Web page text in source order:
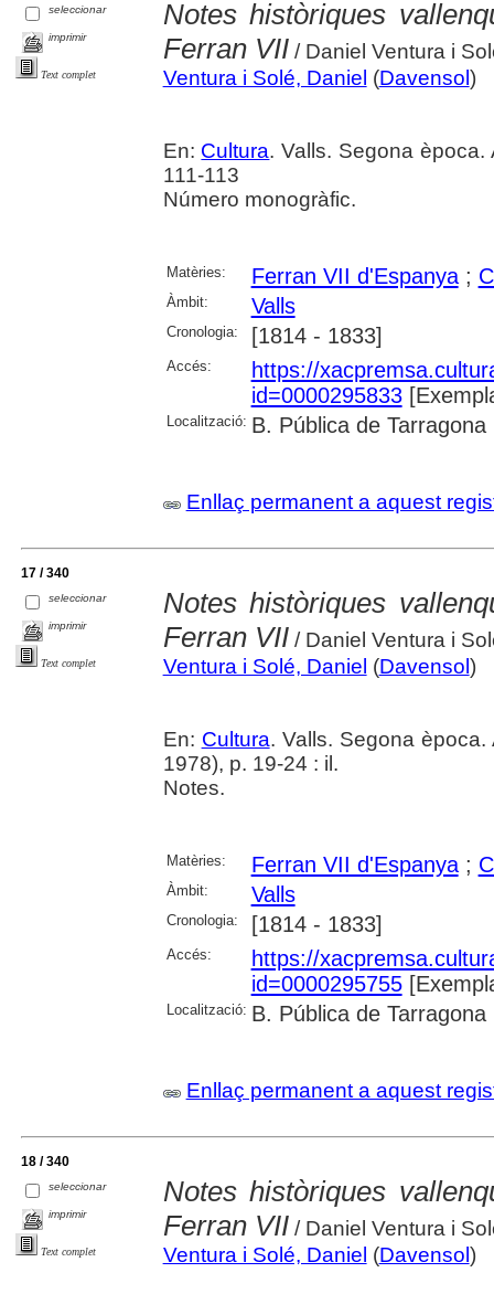
seleccionar
imprimir
Text complet
Notes històriques
Ferran VII/ Daniel Ventura i
Ventura i Solé, Daniel (Davensol)
En: Cultura. Valls. Segona
111-113
Número monogràfic.
Matèries: Ferran VII d'Espanya;
Àmbit: Valls
Cronologia: [1814 - 1833]
Accés:
https://
id=0000295833
Localització: B. Pública de Tarragona
Enllaç permanent a aquest
17 / 340
seleccionar
imprimir
Text complet
Notes històriques
Ferran VII / Daniel Ventura i
Ventura i Solé, Daniel (Davensol )
En: Cultura. Valls. Segona
1978), p. 19-24 : il.
Notes.
Matèries: Ferran VII d'Espanya;
Àmbit: Valls
Cronologia: [1814 - 1833]
Accés:
https://
id=0000295755
Localització: B. Pública de Tarragona
Enllaç permanent a aquest
18 / 340
seleccionar
imprimir
Text complet
Notes històriques
Ferran VII / Daniel Ventura i
Ventura i Solé, Daniel (Davensol )